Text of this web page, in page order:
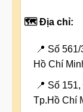
🗺️ Địa chỉ:
📍 Số
Hồ Chí
📍 Số
Tp.Hồ Chí